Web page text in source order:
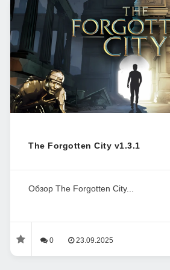
The Forgotten City v1.3.1
Обзор The Forgotten City...
0 23.09.2025